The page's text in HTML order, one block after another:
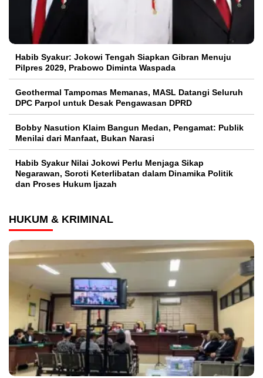
Habib Syakur: Jokowi Tengah Siapkan Gibran Menuju
Pilpres 2029, Prabowo Diminta Waspada
Geothermal Tampomas Memanas, MASL Datangi Seluruh
DPC Parpol untuk Desak Pengawasan DPRD
Bobby Nasution Klaim Bangun Medan, Pengamat: Publik
Menilai dari Manfaat, Bukan Narasi
Habib Syakur Nilai Jokowi Perlu Menjaga Sikap
Negarawan, Soroti Keterlibatan dalam Dinamika Politik
dan Proses Hukum Ijazah
HUKUM & KRIMINAL